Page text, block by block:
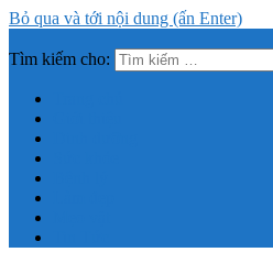
Bỏ qua và tới nội dung (ấn Enter)
Trang thông tin tổng hợp về sức
Tìm kiếm cho: